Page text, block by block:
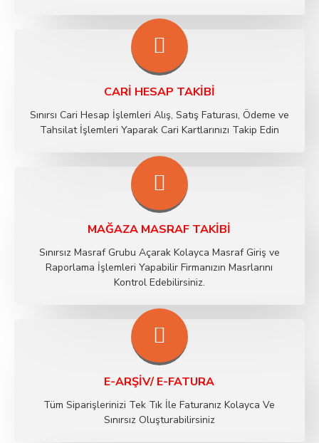
CARI HESAP TAKIBI
Sınırsı Cari Hesap İşlemleri Alış, Satış Faturası, Ödeme ve
Tahsilat İşlemleri Yaparak Cari Kartlarınızı Takip Edin
MAĞAZA MASRAF TAKIBI
Sınırsız Masraf Grubu Açarak Kolayca Masraf Giriş ve
Raporlama İşlemleri Yapabilir Firmanızın Masrlarını
Kontrol Edebilirsiniz.
E-ARŞİV/ E-FATURA
Tüm Siparişlerinizi Tek Tık İle Faturanız Kolayca Ve
Sınırsız Oluşturabilirsiniz